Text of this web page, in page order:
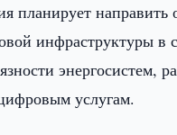
планирует
инфраструктуры
энергосистем,
услугам.